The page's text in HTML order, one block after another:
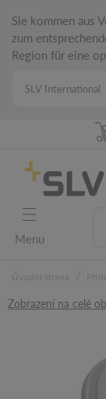
Sie kommen aus
zum
Region für eine
Menu
Zobrazení na celé